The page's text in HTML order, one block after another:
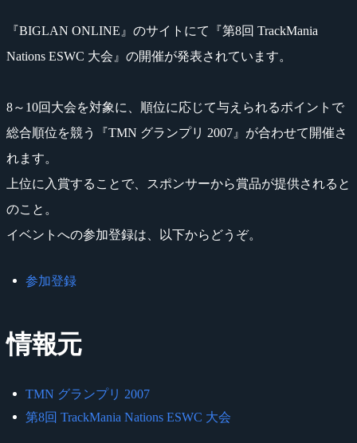
『BIGLAN ONLINE』のサイトにて『第8回 TrackMania
Nations ESWC 大会』の開催が発表されています。
8～10回大会を対象に、順位に応じて与えられるポイントで
総合順位を競う『TMN グランプリ 2007』が合わせて開催さ
れます。
上位に入賞することで、スポンサーから賞品が提供されると
のこと。
イベントへの参加登録は、以下からどうぞ。
参加登録
情報元
TMN グランプリ 2007
第8回 TrackMania Nations ESWC 大会